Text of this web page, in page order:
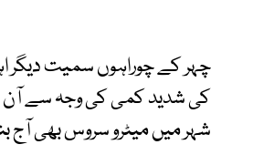
چہر کے چوراہوں سمیت دیگر
کی شدید کمی کی وجہ سے آن
شہر میں میٹرو سروس بھی آج